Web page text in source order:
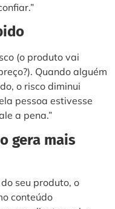
(o produto vai
Quando alguém
o risco diminui
pessoa estivesse
a pena.”
gera mais
seu produto, o
conteúdo